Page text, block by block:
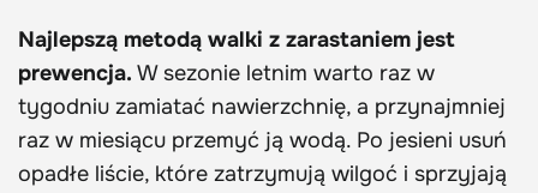
Najlepszą metodą walki z zarastaniem jest
prewencja. W sezonie letnim warto raz w
tygodniu zamiatać nawierzchnię, a przynajmniej
raz w miesiącu przemyć ją wodą. Po jesieni usuń
opadłe liście, które zatrzymują wilgoć i sprzyjają